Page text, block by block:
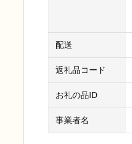
配送
返礼品コード
お礼の品ID
事業者名